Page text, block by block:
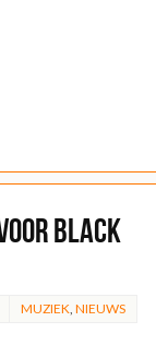
Black
MUZIEK NIEUWS